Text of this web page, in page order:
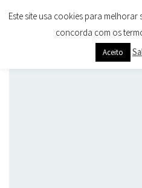
Este site usa cookies para
concorda com os
Aceito